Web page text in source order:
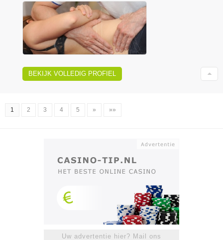
BEKIJK VOLLEDIG PROFIEL
1 2 3 4 5 » »»
Uw advertentie hier? Mail ons